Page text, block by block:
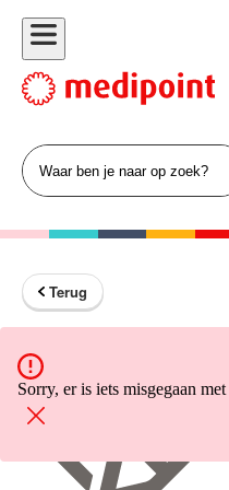
Terug
Sorry, er is iets misgegaan